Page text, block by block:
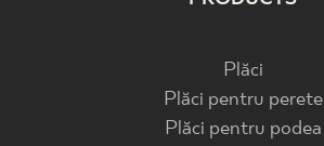
Plăci
Plăci pentru perete
Plăci pentru podea